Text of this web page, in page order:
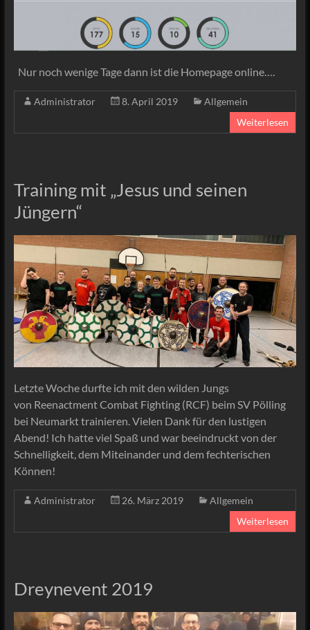
Nur noch wenige Tage dann ist die Homepage online….
Administrator 8. April 2019
Allgemein
Weiterlesen
Training mit „Jesus und seinen
Jüngern“
Letzte Woche durfte ich mit den wilden Jungs
von Reenactment Combat Fighting (RCF) beim SV Pölling
bei Neumarkt trainieren. Vielen Dank für den lustigen
Abend! Ich hatte viel Spaß und war beeindruckt von der
Schnelligkeit, dem Miteinander und dem fechterischen
Können!
Administrator 26. März 2019
Allgemein
Weiterlesen
Dreynevent 2019